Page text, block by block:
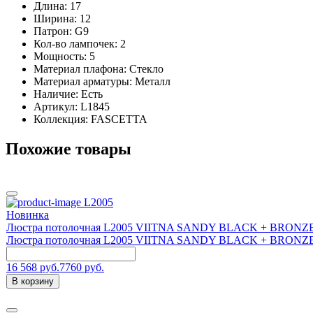
Длина: 17
Ширина: 12
Патрон: G9
Кол-во лампочек: 2
Мощность: 5
Материал плафона: Стекло
Материал арматуры: Металл
Наличие: Есть
Артикул: L1845
Коллекция: FASCETTA
Похожие товары
L2005
Новинка
Люстра потолочная L2005 VIITNA SANDY BLACK +
Люстра потолочная L2005 VIITNA SANDY BLACK +
16 568 руб.7760 руб.
В корзину